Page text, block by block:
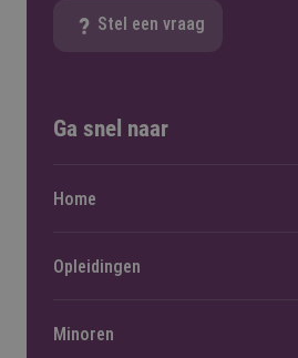
Stel een vraag
Ga snel naar
Home
Opleidingen
Minoren